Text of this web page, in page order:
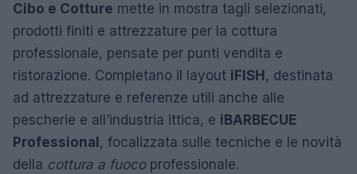
Cibo e Cotture mette in mostra tagli selezionati,
prodotti finiti e attrezzature per la cottura
professionale, pensate per punti vendita e
ristorazione. Completano il layout iFISH , destinata
ad attrezzature e referenze utili anche alle
pescherie e all’industria ittica, e iBARBECUE
Professional , focalizzata sulle tecniche e le novità
della cottura a fuocoprofessionale.